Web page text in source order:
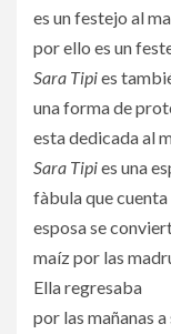
es un festejo al
por ello es un
Sara Tipies
una forma de
esta dedicada al
Sara Tipies una
fàbula que
esposa se
maíz por las
Ella regresaba
por las mañanas